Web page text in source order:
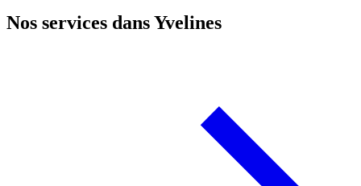
Nos services dans Yvelines